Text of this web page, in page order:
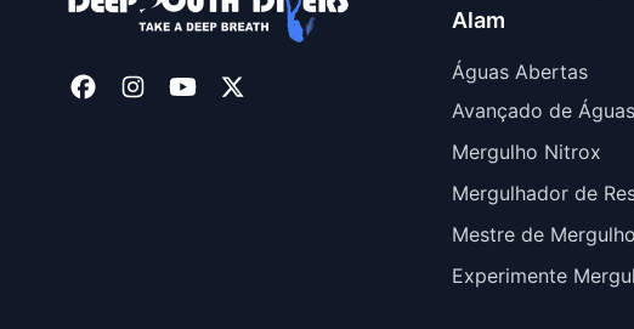
Alam
Águas Abertas
Avançado de
Mergulho Nitrox
Mergulhador de
Mestre de Mergulho
Experimente